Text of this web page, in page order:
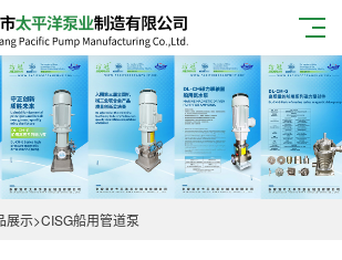
展示>CISG船用管道泵